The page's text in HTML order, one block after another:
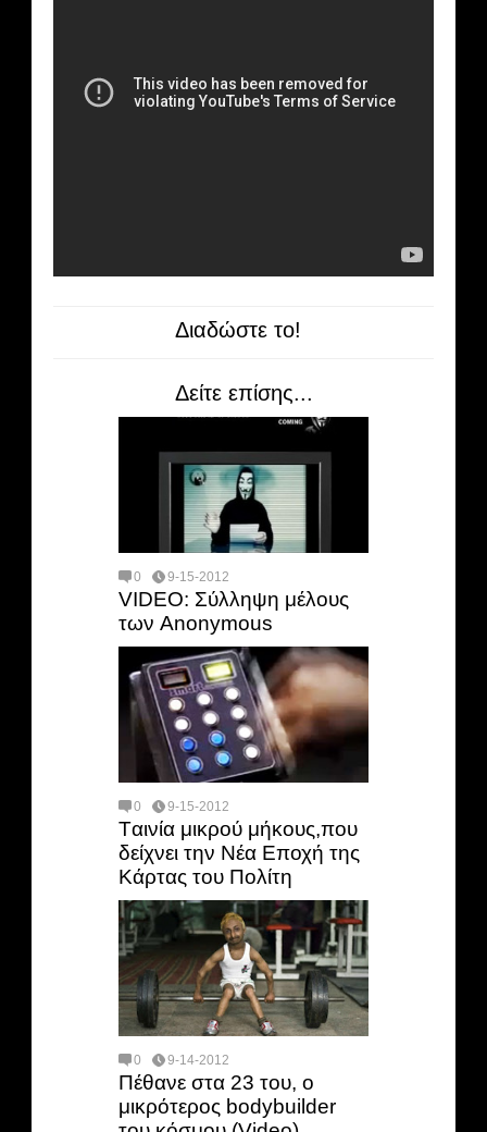
Διαδώστε το!
Δείτε επίσης...
0 9-15-2012
VIDEO: Σύλληψη μέλους
των Anonymous
0 9-15-2012
Tαινία μικρού μήκους,που
δείχνει την Νέα Εποχή της
Κάρτας του Πολίτη
0 9-14-2012
Πέθανε στα 23 του, ο
μικρότερος bodybuilder